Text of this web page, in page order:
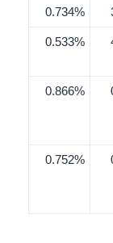
0.734%
0.533%
0.866%
0.752%